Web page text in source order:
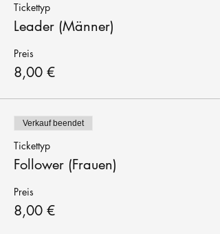
Tickettyp
Leader (Männer)
Preis
8,00 €
Verkauf beendet
Tickettyp
Follower (Frauen)
Preis
8,00 €